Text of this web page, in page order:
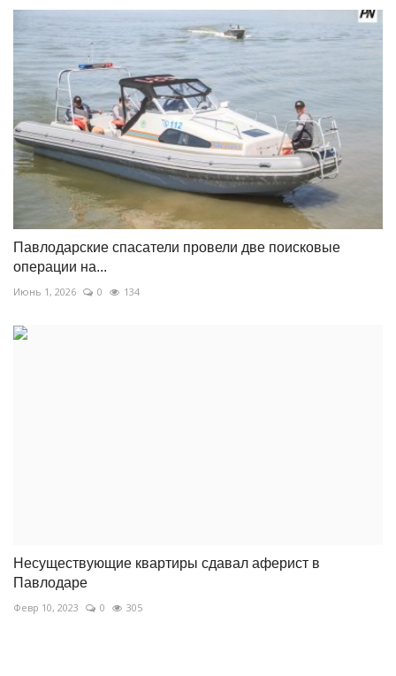
Павлодарские спасатели провели две поисковые
операции на...
Июнь 1, 2026 0 134
Несуществующие квартиры сдавал аферист в
Павлодаре
Февр 10, 2023 0 305